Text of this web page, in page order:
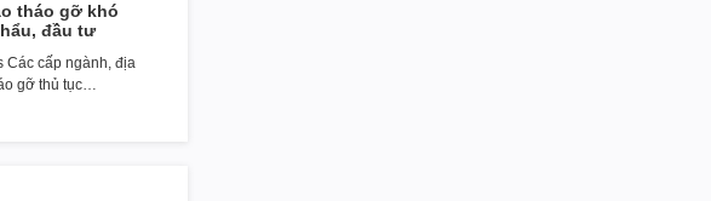
tháo gỡ khó
đầu tư
Các cấp ngành, địa
gỡ thủ tục…